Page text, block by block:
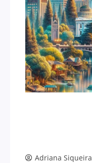
Adriana Siqueira